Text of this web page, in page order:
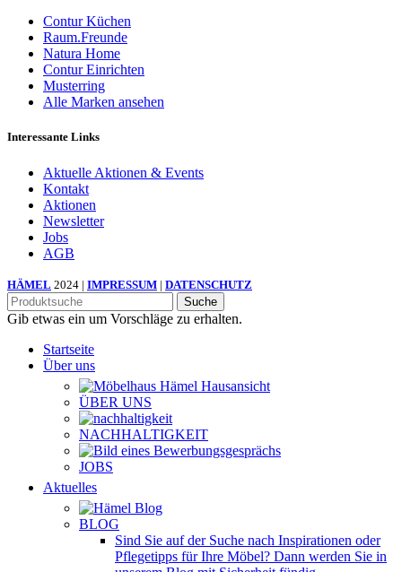
Contur Küchen
Raum.Freunde
Natura Home
Contur Einrichten
Musterring
Alle Marken ansehen
Interessante Links
Aktuelle Aktionen & Events
Kontakt
Aktionen
Newsletter
Jobs
AGB
HÄMEL 2024 | IMPRESSUM | DATENSCHUTZ
Suche
Gib etwas ein um Vorschläge zu erhalten.
Startseite
Über uns
ÜBER UNS
NACHHALTIGKEIT
JOBS
Aktuelles
BLOG
Sind Sie auf der Suche nach Inspirationen oder
Pflegetipps für Ihre Möbel? Dann werden Sie in